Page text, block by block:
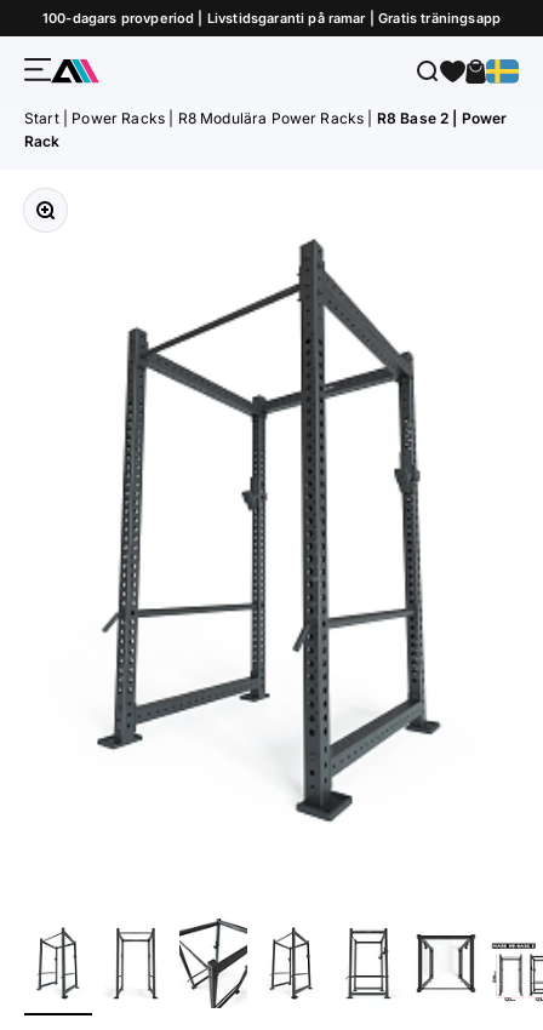
Hoppa till innehållet
100-dagars provperiod | Livstidsgaranti på ramar | Gratis träningsapp
MenyATLETICA Sök
Start Power Racks R8 Modulära Power Racks
R8 Base 2 | Power
Rack
Zooma